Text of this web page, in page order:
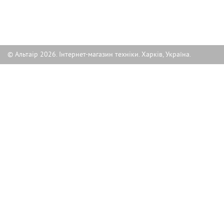
© Альтаір 2026. Інтернет-магазин техніки. Харків, Україна.